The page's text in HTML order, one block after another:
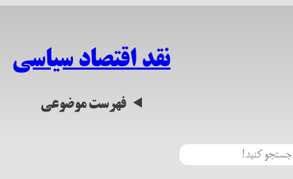
نقد اقتصاد سیاسی
فهرست موضوعی